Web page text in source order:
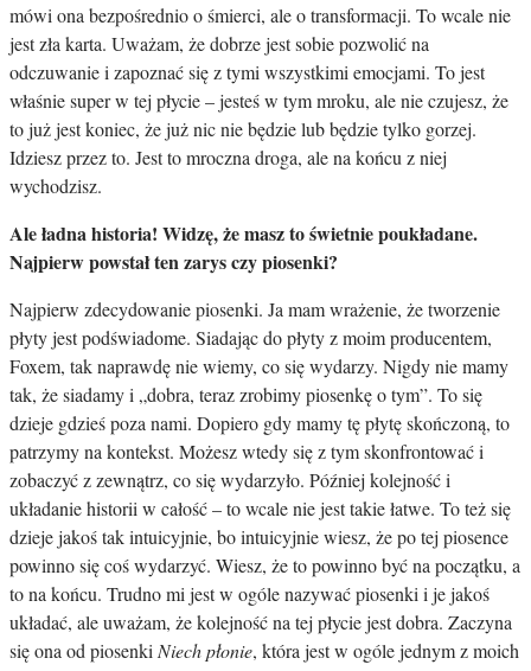
mówi ona bezpośrednio o śmierci, ale o transformacji. To wcale nie
jest zła karta. Uważam, że dobrze jest sobie pozwolić na
odczuwanie i zapoznać się z tymi wszystkimi emocjami. To jest
właśnie super w tej płycie – jesteś w tym mroku, ale nie czujesz, że
to już jest koniec, że już nic nie będzie lub będzie tylko gorzej.
Idziesz przez to. Jest to mroczna droga, ale na końcu z niej
wychodzisz.
Ale ładna historia! Widzę, że masz to świetnie poukładane.
Najpierw powstał ten zarys czy piosenki?
Najpierw zdecydowanie piosenki. Ja mam wrażenie, że tworzenie
płyty jest podświadome. Siadając do płyty z moim producentem,
Foxem, tak naprawdę nie wiemy, co się wydarzy. Nigdy nie mamy
tak, że siadamy i „dobra, teraz zrobimy piosenkę o tym”. To się
dzieje gdzieś poza nami. Dopiero gdy mamy tę płytę skończoną, to
patrzymy na kontekst. Możesz wtedy się z tym skonfrontować i
zobaczyć z zewnątrz, co się wydarzyło. Później kolejność i
układanie historii w całość – to wcale nie jest takie łatwe. To też się
dzieje jakoś tak intuicyjnie, bo intuicyjnie wiesz, że po tej piosence
powinno się coś wydarzyć. Wiesz, że to powinno być na początku, a
to na końcu. Trudno mi jest w ogóle nazywać piosenki i je jakoś
układać, ale uważam, że kolejność na tej płycie jest dobra. Zaczyna
się ona od piosenki Niech płonie, która jest w ogóle jednym z moich